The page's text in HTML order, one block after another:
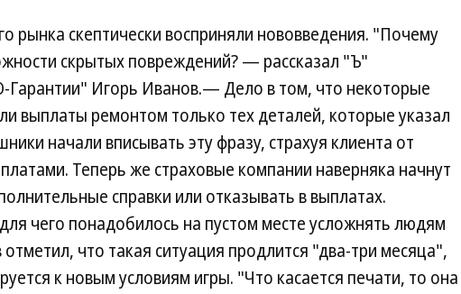
рынка скептически восприняли нововведения. "Почему
скрытых повреждений? — рассказал "Ъ"
Гарантии" Игорь Иванов.— Дело в том, что некоторые
выплаты ремонтом только тех деталей, которые указал
начали вписывать эту фразу, страхуя клиента от
Теперь же страховые компании наверняка начнут
справки или отказывать в выплатах.
чего понадобилось на пустом месте усложнять людям
что такая ситуация продлится "два-три месяца",
к новым условиям игры. "Что касается печати, то она